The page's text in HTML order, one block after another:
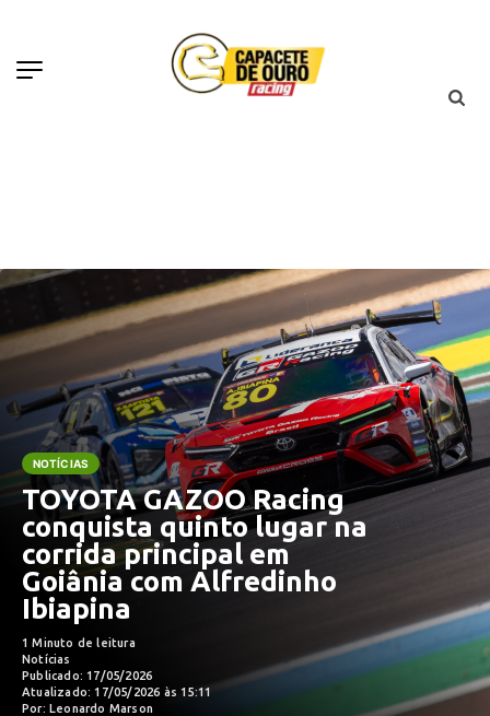
NOTÍCIAS
TOYOTA GAZOO Racing
conquista quinto lugar na
corrida principal em
Goiânia com Alfredinho
Ibiapina
1 Minuto de leitura
Notícias
Publicado: 17/05/2026
Atualizado: 17/05/2026 às 15:11
Por: Leonardo Marson